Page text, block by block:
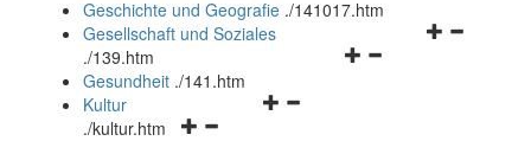
und
schließen
Geschichte und Geografie ./141017.htm
Navigationsmenü
Gesellschaft und Soziales
./139.htm
Navigationsmenü
Gesundheit ./141.htm
Navigationsmenü
Kultur
./kultur.htm